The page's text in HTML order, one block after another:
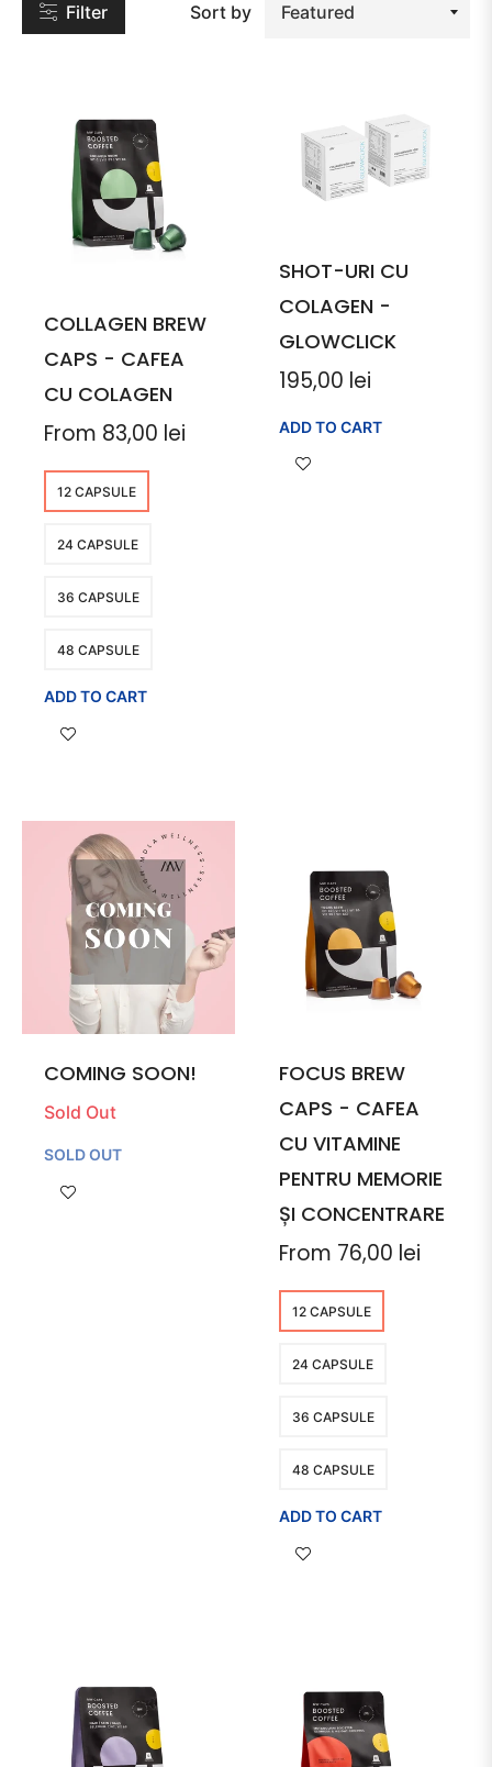
Filter Sort by
COLLAGEN BREW
CAPS - CAFEA
CU COLAGEN
From 83,00 lei
12 CAPSULE
24 CAPSULE
36 CAPSULE
48 CAPSULE
ADD TO CART
SHOT-URI CU
COLAGEN -
GLOWCLICK
Regular
price
195,00 lei
ADD TO CART
COMING SOON!
Sold Out
SOLD OUT
FOCUS BREW
CAPS - CAFEA
CU VITAMINE
PENTRU MEMORIE
ȘI CONCENTRARE
From 76,00 lei
12 CAPSULE
24 CAPSULE
36 CAPSULE
48 CAPSULE
ADD TO CART